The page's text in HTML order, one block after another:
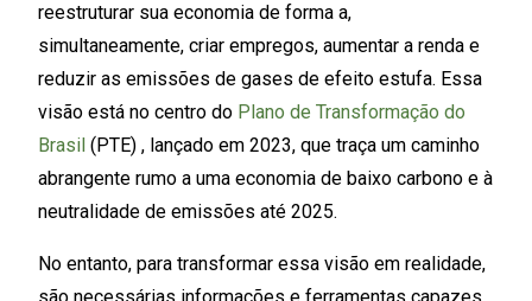
reestruturar sua economia de forma a,
simultaneamente, criar empregos, aumentar a renda e
reduzir as emissões de gases de efeito estufa. Essa
visão está no centro do Plano de Transformação do
Brasil (PTE) , lançado em 2023, que traça um caminho
abrangente rumo a uma economia de baixo carbono e à
neutralidade de emissões até 2025.
No entanto, para transformar essa visão em realidade,